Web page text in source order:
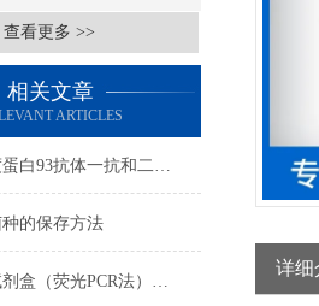
查看更多 >>
相关文章
ARTICLES
突触后密度蛋白93抗体一抗和二抗的区别
的保存方法
双重核酸试剂盒（荧光PCR法）检测程序
详细